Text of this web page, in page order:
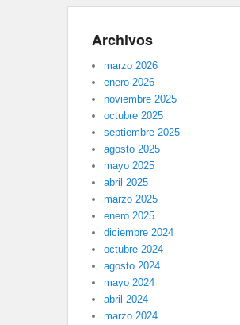
Archivos
marzo 2026
enero 2026
noviembre 2025
octubre 2025
septiembre 2025
agosto 2025
mayo 2025
abril 2025
marzo 2025
enero 2025
diciembre 2024
octubre 2024
agosto 2024
mayo 2024
abril 2024
marzo 2024